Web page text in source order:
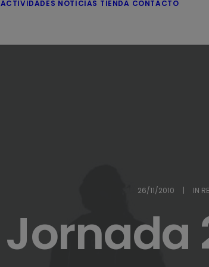
ACTIVIDADES NOTICIAS TIENDA CONTACTO
26/11/2010 | IN
Jornada